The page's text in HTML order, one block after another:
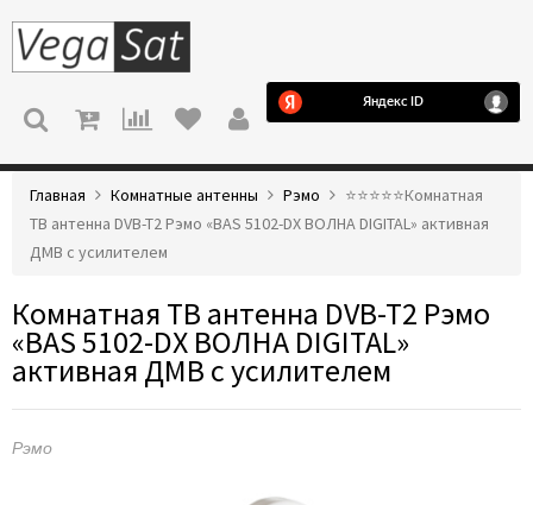
МЕНЮ
Главная Комнатные антенны Рэмо
⭐️⭐️⭐️⭐️⭐️Комнатная
ТВ антенна DVB-T2 Рэмо «BAS 5102-DX ВОЛНА DIGITAL» активная
ДМВ с усилителем
Комнатная ТВ антенна DVB-T2 Рэмо
«BAS 5102-DX ВОЛНА DIGITAL»
активная ДМВ с усилителем
Рэмо